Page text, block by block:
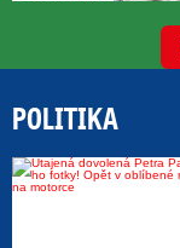
POLITIKA